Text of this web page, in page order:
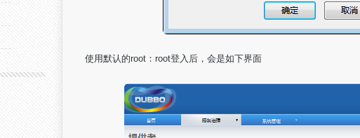
使用默认的root：root登入后，会是如下界面